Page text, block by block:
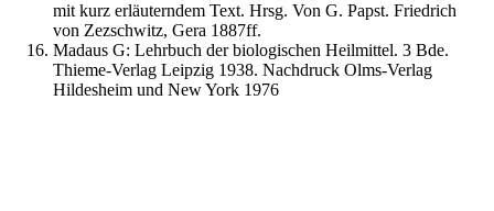
mit kurz erläuterndem Text. Hrsg. Von G. Papst. Friedrich
von Zezschwitz, Gera 1887ff.
Madaus G: Lehrbuch der biologischen Heilmittel. 3 Bde.
Thieme-Verlag Leipzig 1938. Nachdruck Olms-Verlag
Hildesheim und New York 1976